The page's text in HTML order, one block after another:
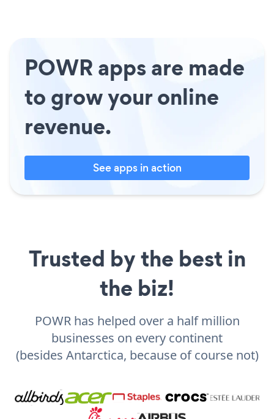
POWR apps are made
to grow your online
revenue.
See apps in action
Trusted by the best in
the biz!
POWR has helped over a half million
businesses on every continent
(besides Antarctica, because of course not)